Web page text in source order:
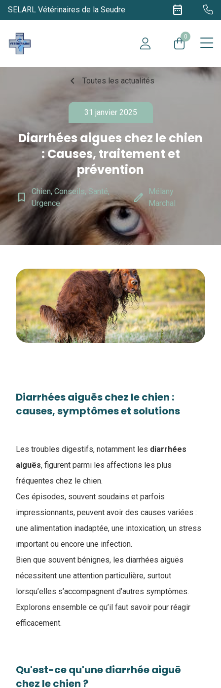
SELARL Vétérinaires de la Seudre date_range
0
chevron_left Toutes les actualités
31 janvier 2025
Diarrhées aigues chez le chien
: Causes, traitement et
prévention
bookmark_border
Chien, Conseils, Santé,
Urgence
edit
Mélany
Marchal
Diarrhées aiguës chez le chien :
causes, symptômes et solutions
Les troubles digestifs, notamment les diarrhées
aiguës, figurent parmi les affections les plus
fréquentes chez le chien.
Ces épisodes, souvent soudains et parfois
impressionnants, peuvent avoir des causes variées :
une alimentation inadaptée, une intoxication, un stress
important ou encore une infection.
Bien que souvent bénignes, les diarrhées aiguës
nécessitent une attention particulière, surtout
lorsqu’elles s’accompagnent d’autres symptômes.
Explorons ensemble ce qu’il faut savoir pour réagir
efficacement.
Qu'est-ce qu'une diarrhée aiguë
chez le chien ?